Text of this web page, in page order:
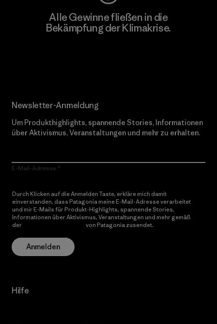
Alle Gewinne fließen in die
Bekämpfung der Klimakrise.
Newsletter-Anmeldung
Um Produkthighlights, spannende Stories, Informationen
über Aktivismus, Veranstaltungen und mehr zu erhalten.
E-Mail-Adresse
Durch Klicken auf die Anmelden Taste, erkläre mich damit
einverstanden, dass Patagonia meine E-Mail-Adresse verarbeitet
und mir E-Mails für Produkt-Highlights, spannende Stories,
Informationen über Aktivismus, Veranstaltungen und mehr gemäß
der
von Patagonia zusendet.
Anmelden
Hilfe